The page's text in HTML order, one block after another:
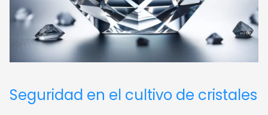
Seguridad en el cultivo de cristales